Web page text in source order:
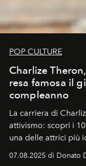
POP CULTURE
Charlize
resa famosa il
compleanno
La carriera di
attivismo: scopri i
una delle attrici più
07.08.2025 di Donato